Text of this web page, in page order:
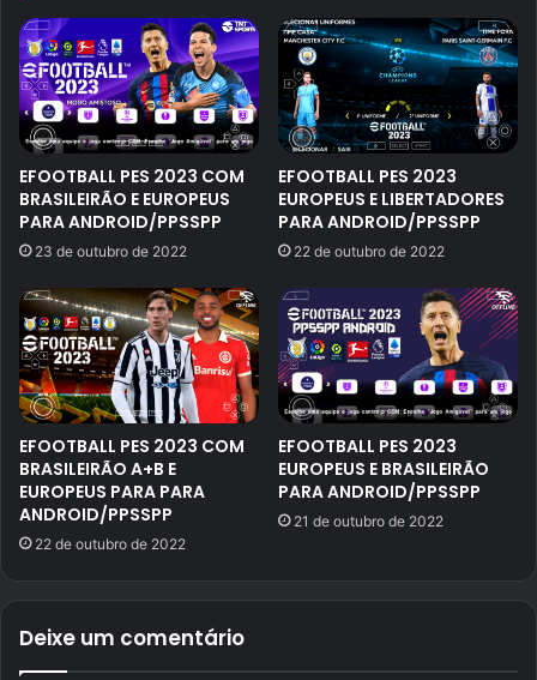
EFOOTBALL PES 2023 COM
BRASILEIRÃO E EUROPEUS
PARA ANDROID/PPSSPP
23 de outubro de 2022
EFOOTBALL PES 2023
EUROPEUS E LIBERTADORES
PARA ANDROID/PPSSPP
22 de outubro de 2022
EFOOTBALL PES 2023 COM
BRASILEIRÃO A+B E
EUROPEUS PARA PARA
ANDROID/PPSSPP
22 de outubro de 2022
EFOOTBALL PES 2023
EUROPEUS E BRASILEIRÃO
PARA ANDROID/PPSSPP
21 de outubro de 2022
Deixe um comentário